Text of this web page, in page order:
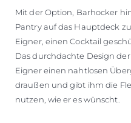
Mit der Option, Barhocker
Pantry auf das Hauptdeck
Eigner, einen Cocktail
Das durchdachte Design
Eigner einen nahtlosen
draußen und gibt ihm die
nutzen, wie er es wünscht.